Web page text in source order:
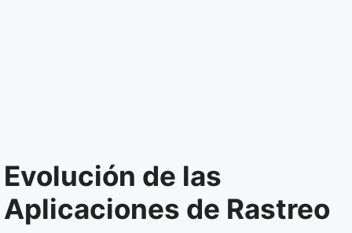
Evolución de las
Aplicaciones de Rastreo